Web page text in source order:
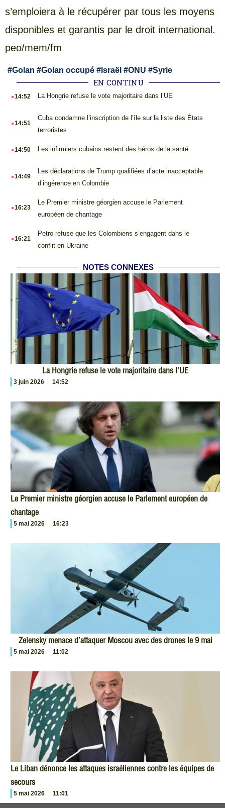
s’emploiera à le récupérer par tous les moyens
disponibles et garantis par le droit international.
peo/mem/fm
#Golan #Golan occupé # Israël #ONU #Syrie
EN CONTINU
.14:52 La Hongrie refuse le vote majoritaire dans l’UE
.14:51
Cuba condamne l’inscription de l’île sur la liste des États
terroristes
.14:50 Les infirmiers cubains restent des héros de la santé
.14:49
Les déclarations de Trump qualifiées d’acte inacceptable
d’ingérence en Colombie
.16:23
Le Premier ministre géorgien accuse le Parlement
européen de chantage
.16:21
Petro refuse que les Colombiens s’engagent dans le
conflit en Ukraine
NOTES CONNEXES
La Hongrie refuse le vote majoritaire dans l’UE
3 juin 2026 14:52
Le Premier ministre géorgien accuse le Parlement européen de
chantage
5 mai 2026 16:23
Zelensky menace d’attaquer Moscou avec des drones le 9 mai
5 mai 2026 11:02
Le Liban dénonce les attaques israéliennes contre les équipes de
secours
5 mai 2026 11:01